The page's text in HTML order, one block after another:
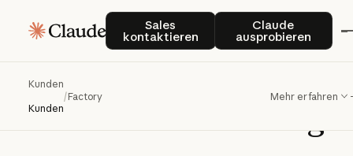
Sales
kontaktieren
Sales kontaktierenClaude
ausprobieren
Claude
Kunden
Kunden
/Factory Mehr erfahren
Factoryentwickelt
mitClaudeDroidsfür
die
Softwareentwicklung